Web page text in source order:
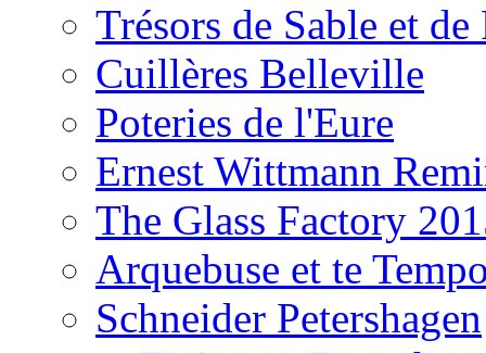
Trésors de Sable et de
Cuillères Belleville
Poteries de l'Eure
Ernest Wittmann
The Glass Factory
Arquebuse et te
Schneider Petershagen